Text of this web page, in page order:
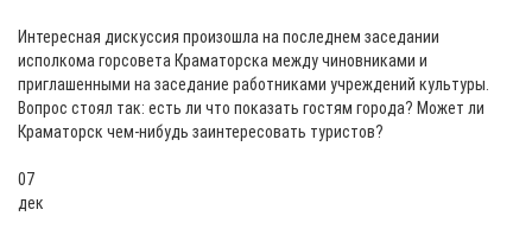
Интересная дискуссия произошла на последнем заседании
исполкома горсовета Краматорска между чиновниками и
приглашенными на заседание работниками учреждений культуры.
Вопрос стоял так: есть ли что показать гостям города? Может ли
Краматорск чем-нибудь заинтересовать туристов?
07
дек